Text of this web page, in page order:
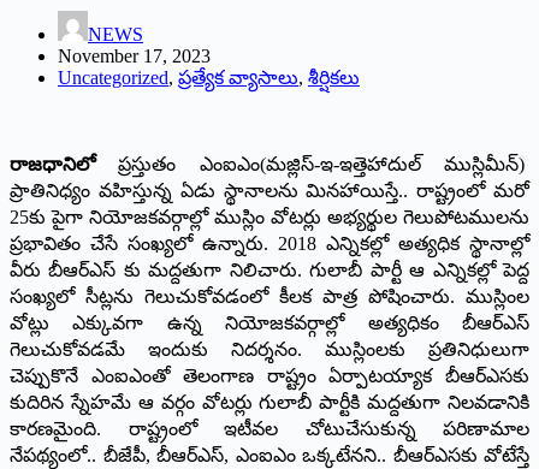
NEWS
November 17, 2023
Uncategorized, ప్రత్యేక వ్యాసాలు, శీర్షికలు
రాజధానిలోప్రస్తుతం ఎంఐఎం(మజ్లిస్‌-ఇ-ఇత్తెహాదుల్‌ ముస్లిమీన్‌)
ప్రాతినిధ్యం వహిస్తున్న ఏడు స్థానాలను మినహాయిస్తే.. రాష్ట్రంలో మరో
25కు పైగా నియోజకవర్గాల్లో ముస్లిం వోటర్లు అభ్యర్థుల గెలుపోటములను
ప్రభావితం చేసే సంఖ్యలో ఉన్నారు. 2018 ఎన్నికల్లో అత్యధిక స్థానాల్లో
వీరు బీఆర్‌ఎస్‌ కు మద్దతుగా నిలిచారు. గులాబీ పార్టీ ఆ ఎన్నికల్లో పెద్ద
సంఖ్యలో సీట్లను గెలుచుకోవడంలో కీలక పాత్ర పోషించారు. ముస్లింల
వోట్లు ఎక్కువగా ఉన్న నియోజకవర్గాల్లో అత్యధికం బీఆర్‌ఎస్‌
గెలుచుకోవడమే ఇందుకు నిదర్శనం. ముస్లింలకు ప్రతినిధులుగా
చెప్పుకొనే ఎంఐఎంతో తెలంగాణ రాష్ట్రం ఏర్పాటయ్యాక బీఆర్‌ఎసకు
కుదిరిన స్నేహమే ఆ వర్గం వోటర్లు గులాబీ పార్టీకి మద్దతుగా నిలవడానికి
కారణమైంది. రాష్ట్రంలో ఇటీవల చోటుచేసుకున్న పరిణామాల
నేపథ్యంలో.. బీజేపీ, బీఆర్‌ఎస్‌, ఎంఐఎం ఒక్కటేనని.. బీఆర్‌ఎసకు వోటేస్తే